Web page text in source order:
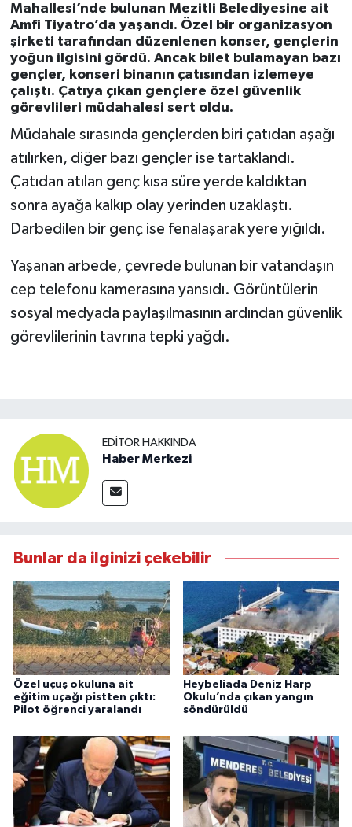
Mahallesi’nde bulunan Mezitli Belediyesine ait
Amfi Tiyatro’da yaşandı. Özel bir organizasyon
şirketi tarafından düzenlenen konser, gençlerin
yoğun ilgisini gördü. Ancak bilet bulamayan bazı
gençler, konseri binanın çatısından izlemeye
çalıştı. Çatıya çıkan gençlere özel güvenlik
görevlileri müdahalesi sert oldu.
Müdahale sırasında gençlerden biri çatıdan aşağı
atılırken, diğer bazı gençler ise tartaklandı.
Çatıdan atılan genç kısa süre yerde kaldıktan
sonra ayağa kalkıp olay yerinden uzaklaştı.
Darbedilen bir genç ise fenalaşarak yere yığıldı.
Yaşanan arbede, çevrede bulunan bir vatandaşın
cep telefonu kamerasına yansıdı. Görüntülerin
sosyal medyada paylaşılmasının ardından güvenlik
görevlilerinin tavrına tepki yağdı.
EDITÖR HAKKINDA
Haber Merkezi
Bunlar da ilginizi çekebilir
Özel uçuş okuluna ait
eğitim uçağı pistten çıktı:
Pilot öğrenci yaralandı
Heybeliada Deniz Harp
Okulu’nda çıkan yangın
söndürüldü